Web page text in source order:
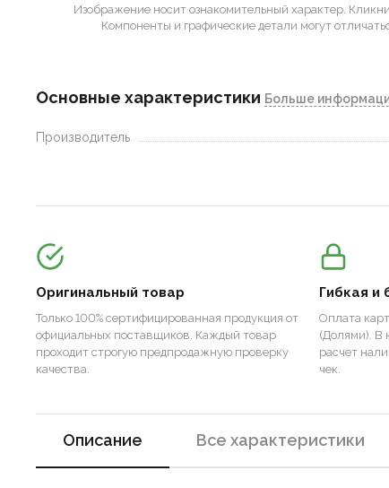
Изображение носит ознакомительный характер.
Компоненты и графические детали могут
Основные характеристики Больше
Производитель
Оригинальный товар
Только 100% сертифицированная продукция от
официальных поставщиков. Каждый товар
проходит строгую предпродажную проверку
качества.
Гибкая и
Оплата
(Долями). В
расчет
чек.
Описание Все характеристики